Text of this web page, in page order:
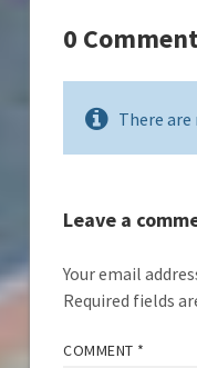
0
There
Leave a
Your email
Required fields
COMMENT *